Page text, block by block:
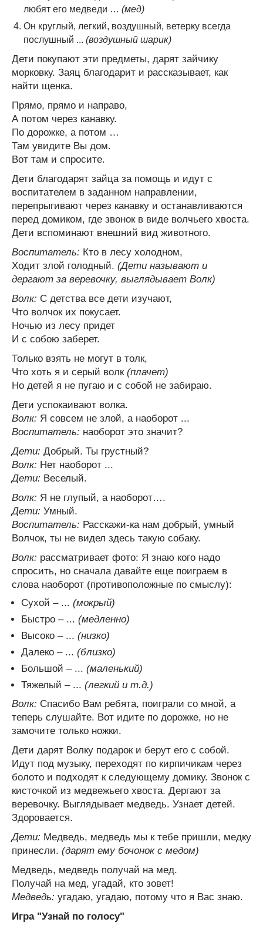
любят его медведи … (мед)
Он круглый, легкий, воздушный, ветерку всегда
послушный ... (воздушный шарик)
Дети покупают эти предметы, дарят зайчику
морковку. Заяц благодарит и рассказывает, как
найти щенка.
Прямо, прямо и направо,
А потом через канавку.
По дорожке, а потом …
Там увидите Вы дом.
Вот там и спросите.
Дети благодарят зайца за помощь и идут с
воспитателем в заданном направлении,
перепрыгивают через канавку и останавливаются
перед домиком, где звонок в виде волчьего хвоста.
Дети вспоминают внешний вид животного.
Воспитатель: Кто в лесу холодном,
Ходит злой голодный. (Дети называют и
дергают за веревочку, выглядывает Волк)
Волк: С детства все дети изучают,
Что волчок их покусает.
Ночью из лесу придет
И с собою заберет.
Только взять не могут в толк,
Что хоть я и серый волк (плачет)
Но детей я не пугаю и с собой не забираю.
Дети успокаивают волка.
Волк: Я совсем не злой, а наоборот ...
Воспитатель: наоборот это значит?
Дети: Добрый. Ты грустный?
Волк: Нет наоборот ...
Дети: Веселый.
Волк: Я не глупый, а наоборот….
Дети: Умный.
Воспитатель: Расскажи-ка нам добрый, умный
Волчок, ты не видел здесь такую собаку.
Волк: рассматривает фото: Я знаю кого надо
спросить, но сначала давайте еще поиграем в
слова наоборот (противоположные по смыслу):
Сухой – ... (мокрый)
Быстро – ... (медленно)
Высоко – ... (низко)
Далеко – ... (близко)
Большой – ... (маленький)
Тяжелый – ... (легкий и т.д.)
Волк: Спасибо Вам ребята, поиграли со мной, а
теперь слушайте. Вот идите по дорожке, но не
замочите только ножки.
Дети дарят Волку подарок и берут его с собой.
Идут под музыку, переходят по кирпичикам через
болото и подходят к следующему домику. Звонок с
кисточкой из медвежьего хвоста. Дергают за
веревочку. Выглядывает медведь. Узнает детей.
Здоровается.
Дети: Медведь, медведь мы к тебе пришли, медку
принесли. (дарят ему бочонок с медом)
Медведь, медведь получай на мед.
Получай на мед, угадай, кто зовет!
Медведь: угадаю, угадаю, потому что я Вас знаю.
Игра "Узнай по голосу"